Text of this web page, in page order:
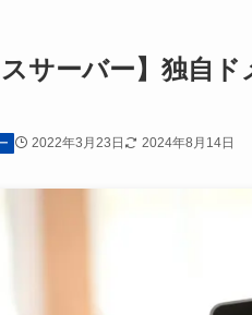
スサーバー】独自
2022年3月23日 2024年8月14日